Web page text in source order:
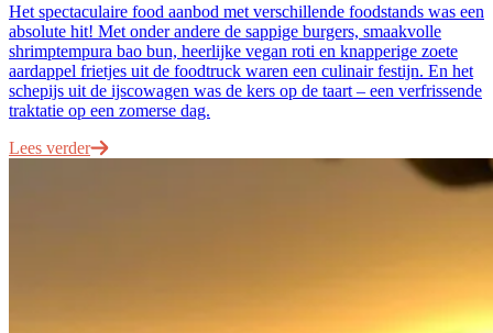
Het spectaculaire food aanbod met verschillende foodstands was een
absolute hit! Met onder andere de sappige burgers, smaakvolle
shrimptempura bao bun, heerlijke vegan roti en knapperige zoete
aardappel frietjes uit de foodtruck waren een culinair festijn. En het
schepijs uit de ijscowagen was de kers op de taart – een verfrissende
traktatie op een zomerse dag.
Lees verder